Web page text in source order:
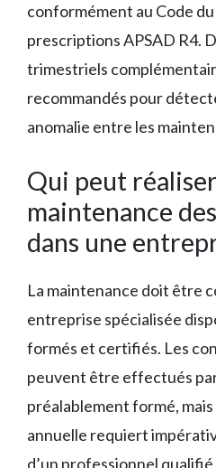
conformément au Code
prescriptions APSAD R4.
trimestriels
recommandés pour
anomalie entre les
Qui peut
maintenance
dans une
La maintenance doit être
entreprise spécialisée
formés et certifiés. Les
peuvent être effectués
préalablement formé,
annuelle requiert
d’un professionnel